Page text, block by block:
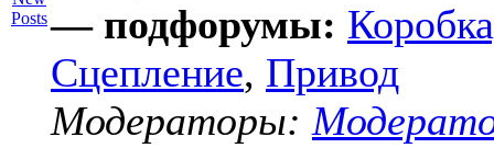
— подфорумы:
Сцепление, Привод
Модераторы: